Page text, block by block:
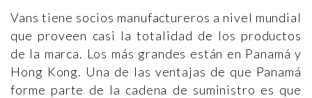
Vans tiene socios manufactureros a nivel mundial
que proveen casi la totalidad de los productos
de la marca. Los más grandes están en Panamá y
Hong Kong. Una de las ventajas de que Panamá
forme parte de la cadena de suministro es que